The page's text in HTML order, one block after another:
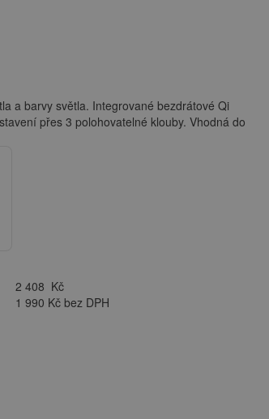
a barvy světla. Integrované bezdrátové Qi
přes 3 polohovatelné klouby. Vhodná do
2 408 Kč
1 990 Kč bez DPH